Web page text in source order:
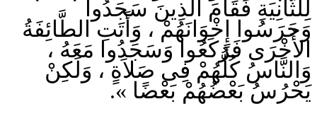
لِلثَّانِيَةِ فَقَامَ الَّذِينَ سَجَدُوا
وَحَرَسُوا إِخْوَانَهُمْ ، وَأَتَتِ الطَّائِفَةُ
الأُخْرَى فَرَكَعُوا وَسَجَدُوا مَعَهُ ،
وَالنَّاسُ كُلُّهُمْ فِى صَلاَةٍ ، وَلَكِنْ
يَحْرُسُ بَعْضُهُمْ بَعْضًا ».